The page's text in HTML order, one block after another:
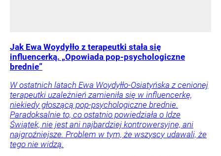
Jak Ewa Woydyłło z terapeutki stała się
influencerką. „Opowiada pop-psychologiczne
brednie”
W ostatnich latach Ewa Woydyłło-Osiatyńska z cenionej
terapeutki uzależnień zamieniła się w influencerkę,
niekiedy głoszącą pop-psychologiczne brednie.
Paradoksalnie to, co ostatnio powiedziała o Idze
Świątek, nie jest ani najbardziej kontrowersyjne, ani
najgroźniejsze. Problem w tym, że wszyscy udawali, że
tego nie widzą.